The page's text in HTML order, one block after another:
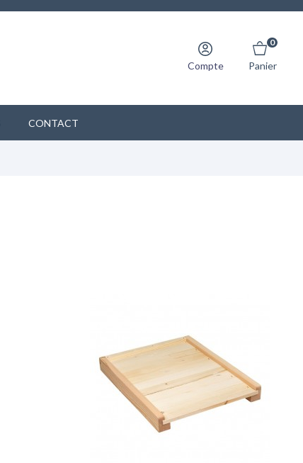
Compte Panier
0
CONTACT